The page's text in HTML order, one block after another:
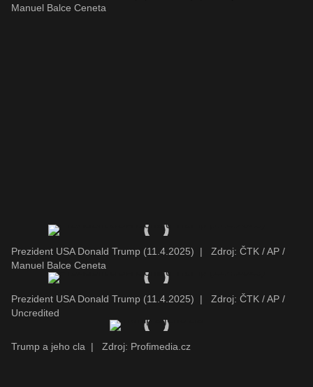
Manuel Balce Ceneta
Prezident USA Donald Trump (11.4.2025) |
Zdroj: ČTK / AP /
Manuel Balce Ceneta
Prezident USA Donald Trump (11.4.2025) |
Zdroj: ČTK / AP /
Uncredited
Trump a jeho cla | Zdroj: Profimedia.cz